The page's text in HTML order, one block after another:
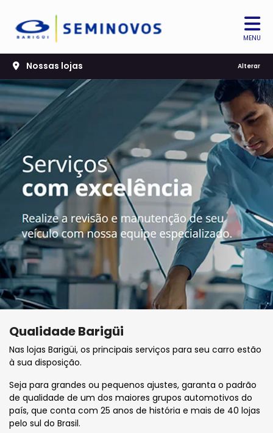
MENU
Nossas lojas Alterar
Qualidade Barigüi
Nas lojas Barigüi, os principais serviços para seu carro estão
à sua disposição.
Seja para grandes ou pequenos ajustes, garanta o padrão
de qualidade de um dos maiores grupos automotivos do
país, que conta com 25 anos de história e mais de 40 lojas
pelo sul do Brasil.